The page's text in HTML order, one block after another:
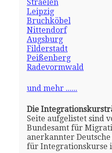
Straelen
Leipzig
Bruchköbel
Nittendorf
Augsburg
Filderstadt
Peißenberg
Radevormwald
und mehr ......
Die
Seite aufgelistet sind
Bundesamt für
anerkannter
für Integrationskurse